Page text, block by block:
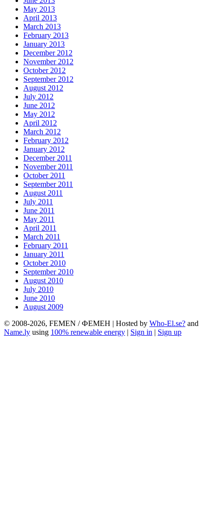
May 2013
April 2013
March 2013
February 2013
January 2013
December 2012
November 2012
October 2012
September 2012
August 2012
July 2012
June 2012
May 2012
April 2012
March 2012
February 2012
January 2012
December 2011
November 2011
October 2011
September 2011
August 2011
July 2011
June 2011
May 2011
April 2011
March 2011
February 2011
January 2011
October 2010
September 2010
August 2010
July 2010
June 2010
August 2009
© 2008-2026, FEMEN / ФЕМЕН | Hosted by Who-El.se? and
Name.ly using 100% renewable energy | Sign in | Sign up